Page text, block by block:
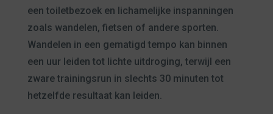
een toiletbezoek en lichamelijke inspanningen
zoals wandelen, fietsen of andere sporten.
Wandelen in een gematigd tempo kan binnen
een uur leiden tot lichte uitdroging, terwijl een
zware trainingsrun in slechts 30 minuten tot
hetzelfde resultaat kan leiden.